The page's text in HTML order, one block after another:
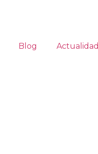
Blog Actualidad